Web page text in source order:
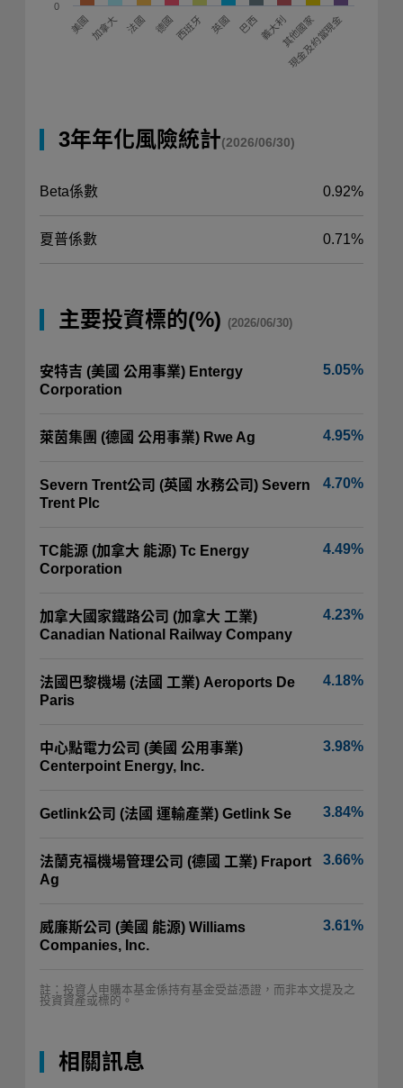
美國加拿大 法國 德國西班牙 英國 巴西義大利其他國家
現金及約當現金
0
3年年化風險統計(2026/06/30)
Beta係數 0.92%
夏普係數 0.71%
主要投資標的(%) (2026/06/30)
安特吉 (美國 公用事業) Entergy
Corporation
5.05%
萊茵集團 (德國 公用事業) Rwe Ag 4.95%
Severn Trent公司 (英國 水務公司) Severn
Trent Plc
4.70%
TC能源 (加拿大 能源) Tc Energy
Corporation
4.49%
加拿大國家鐵路公司 (加拿大 工業)
Canadian National Railway Company
4.23%
法國巴黎機場 (法國 工業) Aeroports De
Paris
4.18%
中心點電力公司 (美國 公用事業)
Centerpoint Energy, Inc.
3.98%
Getlink公司 (法國 運輸產業) Getlink Se 3.84%
法蘭克福機場管理公司 (德國 工業) Fraport
Ag
3.66%
威廉斯公司 (美國 能源) Williams
Companies, Inc.
3.61%
註：投資人申購本基金係持有基金受益憑證，而非本文提及之
投資資產或標的。
相關訊息